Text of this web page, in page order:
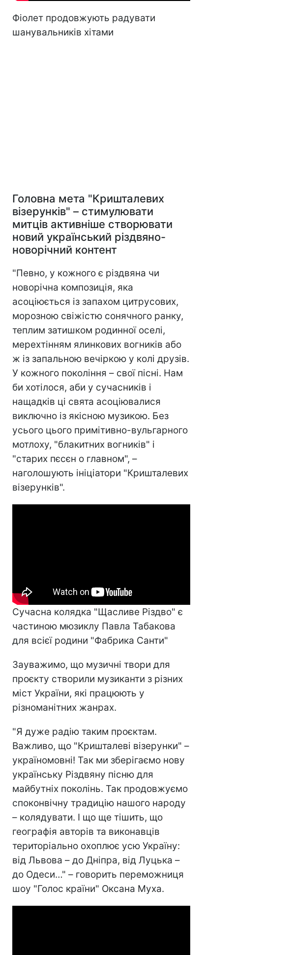
Фіолет продовжують радувати
шанувальників хітами
Головна мета "Кришталевих
візерунків" – стимулювати
митців активніше створювати
новий український різдвяно-
новорічний контент
"Певно, у кожного є різдвяна чи
новорічна композиція, яка
асоціюється із запахом цитрусових,
морозною свіжістю сонячного ранку,
теплим затишком родинної оселі,
мерехтінням ялинкових вогників або
ж із запальною вечіркою у колі друзів.
У кожного покоління – свої пісні. Нам
би хотілося, аби у сучасників і
нащадків ці свята асоціювалися
виключно із якісною музикою. Без
усього цього примітивно-вульгарного
мотлоху, "блакитних вогників" і
"старих пєсєн о главном", –
наголошують ініціатори "Кришталевих
візерунків".
Сучасна колядка "Щасливе Різдво" є
частиною мюзиклу Павла Табакова
для всієї родини "Фабрика Санти"
Зауважимо, що музичні твори для
проєкту створили музиканти з різних
міст України, які працюють у
різноманітних жанрах.
"Я дуже радію таким проєктам.
Важливо, що "Кришталеві візерунки" –
україномовні! Так ми зберігаємо нову
українську Різдвяну пісню для
майбутніх поколінь. Так продовжуємо
споконвічну традицію нашого народу
– колядувати. І що ще тішить, що
географія авторів та виконавців
територіально охоплює усю Україну:
від Львова – до Дніпра, від Луцька –
до Одеси…" – говорить переможниця
шоу "Голос країни" Оксана Муха.